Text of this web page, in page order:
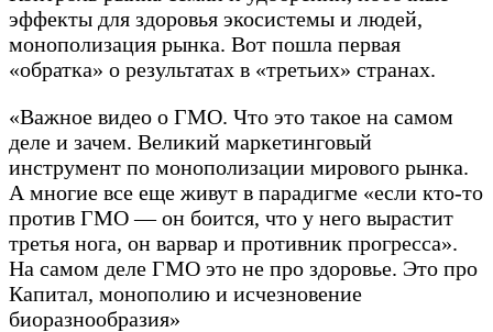
эффекты для здоровья экосистемы и людей,
монополизация рынка. Вот пошла первая
«обратка» о результатах в «третьих» странах.
«Важное видео о ГМО. Что это такое на самом
деле и зачем. Великий маркетинговый
инструмент по монополизации мирового рынка.
А многие все еще живут в парадигме «если кто-то
против ГМО — он боится, что у него вырастит
третья нога, он варвар и противник прогресса».
На самом деле ГМО это не про здоровье. Это про
Капитал, монополию и исчезновение
биоразнообразия»